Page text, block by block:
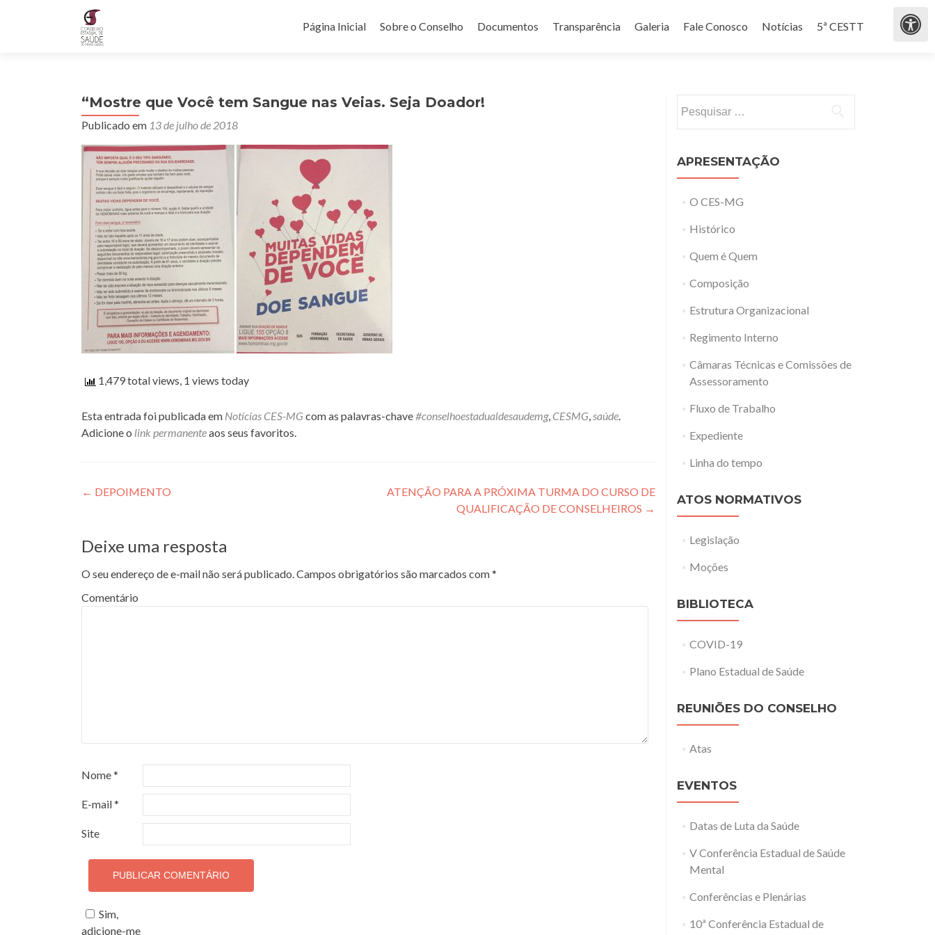
Página Inicial
Sobre o Conselho Documentos Transparência Galeria Fale Conosco Notícias 5ª CESTT
“Mostre que Você tem Sangue nas Veias. Seja Doador!
Publicado em 13 de julho de 2018
1,479 total views, 1 views today
Esta entrada foi publicada em Notícias CES-MGcom as palavras-chave#conselhoestadualdesaudemg, CESMG,saúde.
Adicione o link permanenteaos seus favoritos.
Navegação de Post
← DEPOIMENTO
ATENÇÃO PARA A PRÓXIMA TURMA DO CURSO DE
QUALIFICAÇÃO DE CONSELHEIROS →
Deixe uma resposta
O seu endereço de e-mail não será publicado.Campos obrigatórios são marcados com*
Comentário
Nome*
E-mail*
Site
Sim,
adicione-me
APRESENTAÇÃO
O CES-MG
Histórico
Quem é Quem
Composição
Estrutura Organizacional
Regimento Interno
Câmaras Técnicas e Comissões de
Assessoramento
Fluxo de Trabalho
Expediente
Linha do tempo
ATOS NORMATIVOS
Legislação
Moções
BIBLIOTECA
COVID-19
Plano Estadual de Saúde
REUNIÕES DO CONSELHO
Atas
EVENTOS
Datas de Luta da Saúde
V Conferência Estadual de Saúde
Mental
Conferências e Plenárias
10ª Conferência Estadual de